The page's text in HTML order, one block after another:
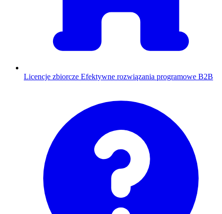
Licencje zbiorcze Efektywne rozwiązania programowe B2B